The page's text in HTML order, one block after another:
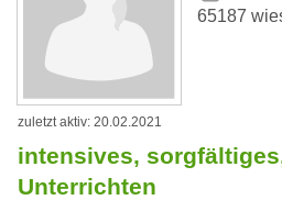
65187
zuletzt aktiv: 20.02.2021
intensives,
Unterrichten